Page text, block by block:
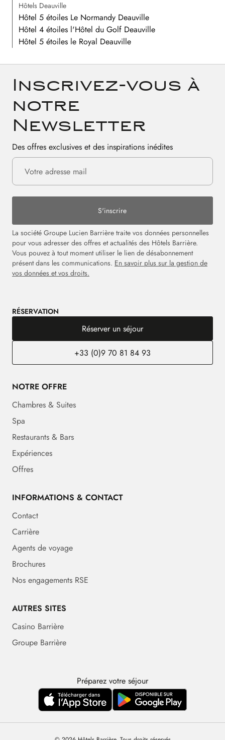
Hôtels Deauville
Hôtel 5 étoiles Le Normandy Deauville
Hôtel 4 étoiles l'Hôtel du Golf Deauville
Hôtel 5 étoiles le Royal Deauville
Inscrivez-vous à
notre
Newsletter
Des offres exclusives et des inspirations inédites
S'inscrire
La société Groupe Lucien Barrière traite vos données personnelles
pour vous adresser des offres et actualités des Hôtels Barrière.
Vous pouvez à tout moment utiliser le lien de désabonnement
présent dans les communications. En savoir plus sur la gestion de
vos données et vos droits.
RÉSERVATION
Réserver un séjour
+33 (0)9 70 81 84 93
NOTRE OFFRE
Chambres & Suites
Spa
Restaurants & Bars
Expériences
Offres
INFORMATIONS & CONTACT
Contact
Carrière
Agents de voyage
Brochures
Nos engagements RSE
AUTRES SITES
Casino Barrière
Groupe Barrière
Préparez votre séjour